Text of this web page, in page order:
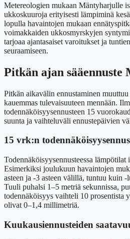
Metereologien mukaan Mäntyharjulle
ukkoskuuroja erityisesti lämpiminä
lopulla havaintojen mukaan
voimakkaiden ukkosmyrskyjen
tarjoaa ajantasaiset varoitukset ja
seuraamiseen.
Pitkän ajan sääennuste
Pitkän aikavälin ennustaminen
kauemmas tulevaisuuteen mennään.
todennäköisyysennusteen 15
suunta ja vaihteluväli ennustepäivien
15 vrk:n
Todennäköisyysennusteessa
Esimerkiksi joulukuun havaintojen
asteen ja -3 asteen välillä, tuntuu kuin
Tuuli puhalsi 1–5 metriä sekunnissa,
todennäköisyys vaihteli 10 prosentista
olivat 0–1,4 millimetriä.
Kuukausiennusteiden